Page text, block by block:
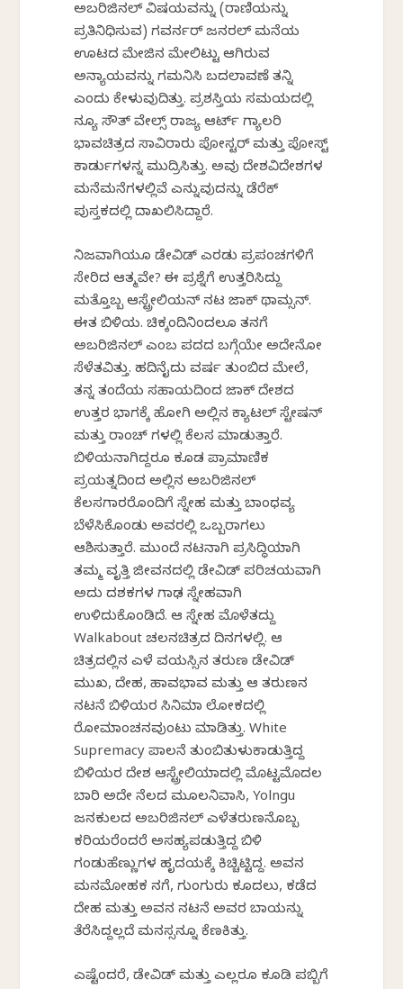
ಅಬರಿಜಿನಲ್ ವಿಷಯವನ್ನು (ರಾಣಿಯನ್ನು
ಪ್ರತಿನಿಧಿಸುವ) ಗವರ್ನರ್ ಜನರಲ್ ಮನೆಯ
ಊಟದ ಮೇಜಿನ ಮೇಲಿಟ್ಟು ಆಗಿರುವ
ಅನ್ಯಾಯವನ್ನು ಗಮನಿಸಿ ಬದಲಾವಣೆ ತನ್ನಿ
ಎಂದು ಕೇಳುವುದಿತ್ತು. ಪ್ರಶಸ್ತಿಯ ಸಮಯದಲ್ಲಿ
ನ್ಯೂ ಸೌತ್ ವೇಲ್ಸ್ ರಾಜ್ಯ ಆರ್ಟ್ ಗ್ಯಾಲರಿ
ಭಾವಚಿತ್ರದ ಸಾವಿರಾರು ಪೋಸ್ಟರ್ ಮತ್ತು ಪೋಸ್ಟ್
ಕಾರ್ಡುಗಳನ್ನ ಮುದ್ರಿಸಿತ್ತು. ಅವು ದೇಶವಿದೇಶಗಳ
ಮನೆಮನೆಗಳಲ್ಲಿವೆ ಎನ್ನುವುದನ್ನು ಡೆರೆಕ್
ಪುಸ್ತಕದಲ್ಲಿ ದಾಖಲಿಸಿದ್ದಾರೆ.
ನಿಜವಾಗಿಯೂ ಡೇವಿಡ್ ಎರಡು ಪ್ರಪಂಚಗಳಿಗೆ
ಸೇರಿದ ಆತ್ಮವೇ? ಈ ಪ್ರಶ್ನೆಗೆ ಉತ್ತರಿಸಿದ್ದು
ಮತ್ತೊಬ್ಬ ಆಸ್ಟ್ರೇಲಿಯನ್ ನಟ ಜಾಕ್ ಥಾಮ್ಸನ್.
ಈತ ಬಿಳಿಯ. ಚಿಕ್ಕಂದಿನಿಂದಲೂ ತನಗೆ
ಅಬರಿಜಿನಲ್ ಎಂಬ ಪದದ ಬಗ್ಗೆಯೇ ಅದೇನೋ
ಸೆಳೆತವಿತ್ತು. ಹದಿನೈದು ವರ್ಷ ತುಂಬಿದ ಮೇಲೆ,
ತನ್ನ ತಂದೆಯ ಸಹಾಯದಿಂದ ಜಾಕ್ ದೇಶದ
ಉತ್ತರ ಭಾಗಕ್ಕೆ ಹೋಗಿ ಅಲ್ಲಿನ ಕ್ಯಾಟಲ್ ಸ್ಟೇಷನ್
ಮತ್ತು ರಾಂಚ್ ಗಳಲ್ಲಿ ಕೆಲಸ ಮಾಡುತ್ತಾರೆ.
ಬಿಳಿಯನಾಗಿದ್ದರೂ ಕೂಡ ಪ್ರಾಮಾಣಿಕ
ಪ್ರಯತ್ನದಿಂದ ಅಲ್ಲಿನ ಅಬರಿಜಿನಲ್
ಕೆಲಸಗಾರರೊಂದಿಗೆ ಸ್ನೇಹ ಮತ್ತು ಬಾಂಧವ್ಯ
ಬೆಳೆಸಿಕೊಂಡು ಅವರಲ್ಲಿ ಒಬ್ಬರಾಗಲು
ಆಶಿಸುತ್ತಾರೆ. ಮುಂದೆ ನಟನಾಗಿ ಪ್ರಸಿದ್ಧಿಯಾಗಿ
ತಮ್ಮ ವೃತ್ತಿ ಜೀವನದಲ್ಲಿ ಡೇವಿಡ್ ಪರಿಚಯವಾಗಿ
ಅದು ದಶಕಗಳ ಗಾಢ ಸ್ನೇಹವಾಗಿ
ಉಳಿದುಕೊಂಡಿದೆ. ಆ ಸ್ನೇಹ ಮೊಳೆತದ್ದು
Walkabout ಚಲನಚಿತ್ರದ ದಿನಗಳಲ್ಲಿ. ಆ
ಚಿತ್ರದಲ್ಲಿನ ಎಳೆ ವಯಸ್ಸಿನ ತರುಣ ಡೇವಿಡ್
ಮುಖ, ದೇಹ, ಹಾವಭಾವ ಮತ್ತು ಆ ತರುಣನ
ನಟನೆ ಬಿಳಿಯರ ಸಿನಿಮಾ ಲೋಕದಲ್ಲಿ
ರೋಮಾಂಚನವುಂಟು ಮಾಡಿತ್ತು. White
Supremacy ಪಾಲನೆ ತುಂಬಿತುಳುಕಾಡುತ್ತಿದ್ದ
ಬಿಳಿಯರ ದೇಶ ಆಸ್ಟ್ರೇಲಿಯಾದಲ್ಲಿ ಮೊಟ್ಟಮೊದಲ
ಬಾರಿ ಅದೇ ನೆಲದ ಮೂಲನಿವಾಸಿ, Yolngu
ಜನಕುಲದ ಅಬರಿಜಿನಲ್ ಎಳೆತರುಣನೊಬ್ಬ
ಕರಿಯರೆಂದರೆ ಅಸಹ್ಯಪಡುತ್ತಿದ್ದ ಬಿಳಿ
ಗಂಡುಹೆಣ್ಣುಗಳ ಹೃದಯಕ್ಕೆ ಕಿಚ್ಚಿಟ್ಟಿದ್ದ. ಅವನ
ಮನಮೋಹಕ ನಗೆ, ಗುಂಗುರು ಕೂದಲು, ಕಡೆದ
ದೇಹ ಮತ್ತು ಅವನ ನಟನೆ ಅವರ ಬಾಯನ್ನು
ತೆರೆಸಿದ್ದಲ್ಲದೆ ಮನಸ್ಸನ್ನೂ ಕೆಣಕಿತ್ತು.
ಎಷ್ಟೆಂದರೆ, ಡೇವಿಡ್ ಮತ್ತು ಎಲ್ಲರೂ ಕೂಡಿ ಪಬ್ಬಿಗೆ